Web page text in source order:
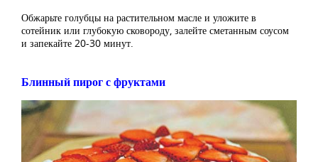
Обжарьте голубцы на растительном масле и уложите в
сотейник или глубокую сковороду, залейте сметанным соусом
и запекайте 20-30 минут.
Блинный пирог с фруктами